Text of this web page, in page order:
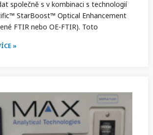
společně s v kombinaci s technologií
StarBoost™ Optical Enhancement
FTIR nebo OE-FTIR). Toto
»